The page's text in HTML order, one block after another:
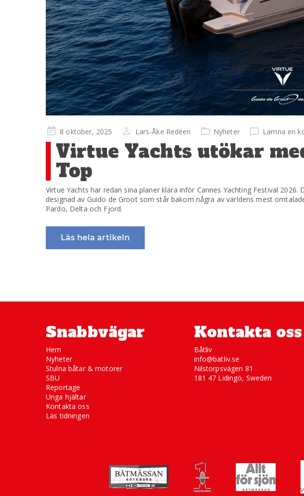
Publicerad
på
8 oktober, 2025 Lars-Åke Redéen Nyheter Lämna en
Virtue Yachts utökar
Top
Virtue Yachts har redan sina planer klara inför Cannes Yachting Festival
designad av Guido de Groot som står bakom några av världens mest
Pardo, Delta och Fjord.
Läs hela artikeln
Snabbvägar
Hem
Nyheter
Stulna båtar & motorer
SBU
Reportage
Unga hjältar
Kontakta oss
Läs tidningen
Kontakta oss
Båtliv
info@batliv.se
Nilstorpsvägen 81
181 47 Lidingö, Sweden